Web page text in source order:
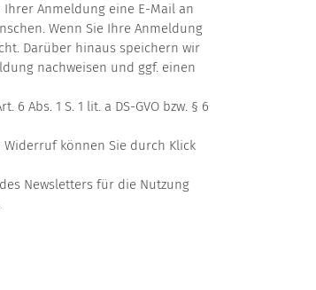
Anmeldung eine E-Mail an
Wenn Sie Ihre Anmeldung
Darüber hinaus speichern wir
nachweisen und ggf. einen
Abs. 1 S. 1 lit. a DS-GVO bzw. § 6
können Sie durch Klick
Newsletters für die Nutzung